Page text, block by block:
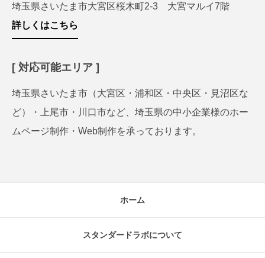
埼玉県さいたま市大宮区桜木町2-3 大宮マルイ7階
詳しくはこちら
[ 対応可能エリア ]
埼玉県さいたま市（大宮区・浦和区・中央区・見沼区な
ど）・上尾市・川口市など、埼玉県の中小企業様のホー
ムページ制作・Web制作を承っております。
ホーム
スタンダードラボについて